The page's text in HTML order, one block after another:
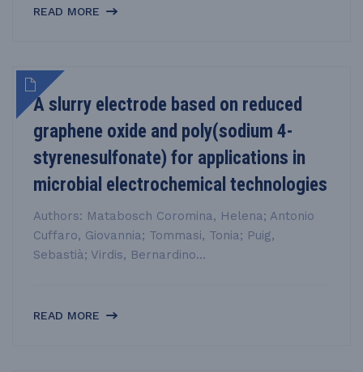
READ MORE
A slurry electrode based on reduced
graphene oxide and poly(sodium 4-
styrenesulfonate) for applications in
microbial electrochemical technologies
Authors: Matabosch Coromina, Helena; Antonio
Cuffaro, Giovannia; Tommasi, Tonia; Puig,
Sebastià; Virdis, Bernardino...
READ MORE